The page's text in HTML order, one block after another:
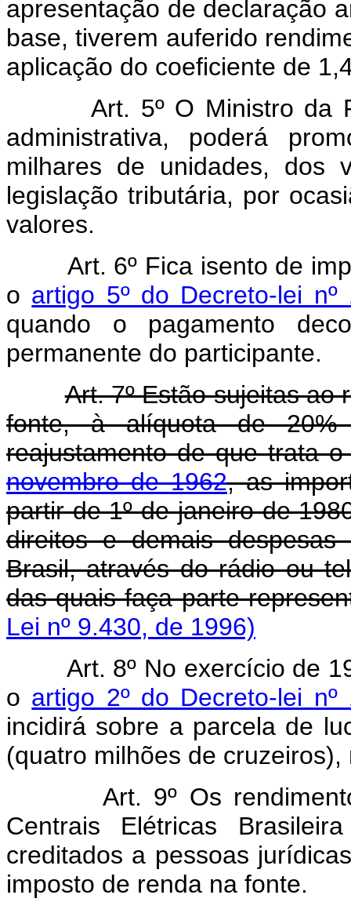
apresentação de declaração
base, tiverem auferido
aplicação do coeficiente de
Art. 5º O Ministro da
administrativa, poderá
milhares de unidades, dos
legislação tributária, por
valores.
Art. 6º Fica isento de
o artigo 5º do Decreto-lei
quando o pagamento
permanente do participante.
Art. 7º Estão sujeitas ao
fonte, à alíquota de 20%
reajustamento de que trata
novembro de 1962, as
partir de 1º de janeiro de
direitos e demais
Brasil, através do rádio ou
das quais faça parte
Lei nº 9.430, de 1996)
Art. 8º No exercício de
o artigo 2º do Decreto-lei
incidirá sobre a parcela de
(quatro milhões de
Art. 9º Os rendimentos
Centrais Elétricas
creditados a pessoas
imposto de renda na fonte.